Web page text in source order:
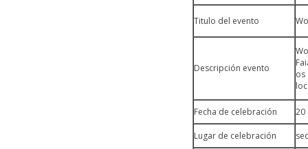
Titulo del evento
Descripción evento
os
Fecha de celebración 20
Lugar de celebración